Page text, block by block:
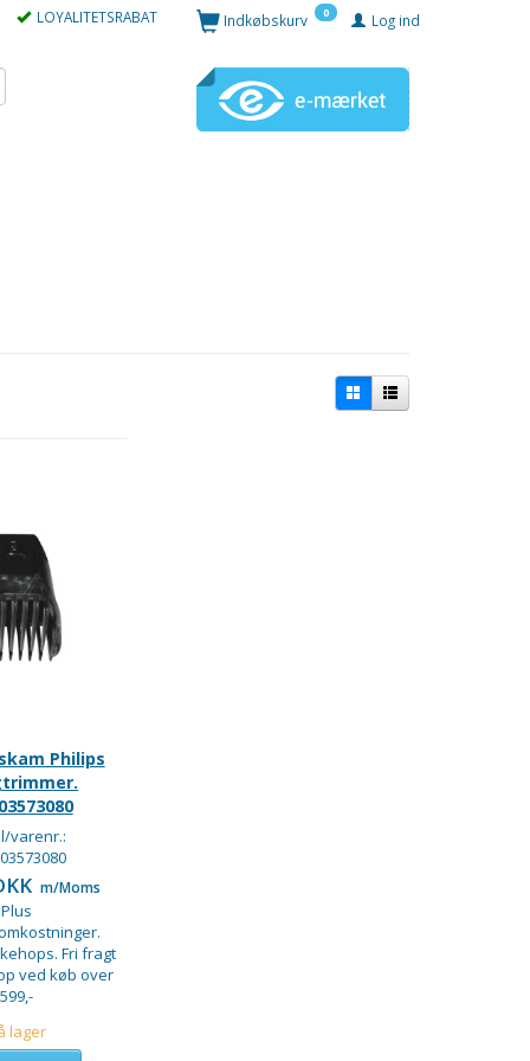
LOYALITETSRABAT Log ind
Indkøbskurv 0
Philips
varenr.:
m/Moms
Plus
Fri fragt
ved køb over
599,-
lager